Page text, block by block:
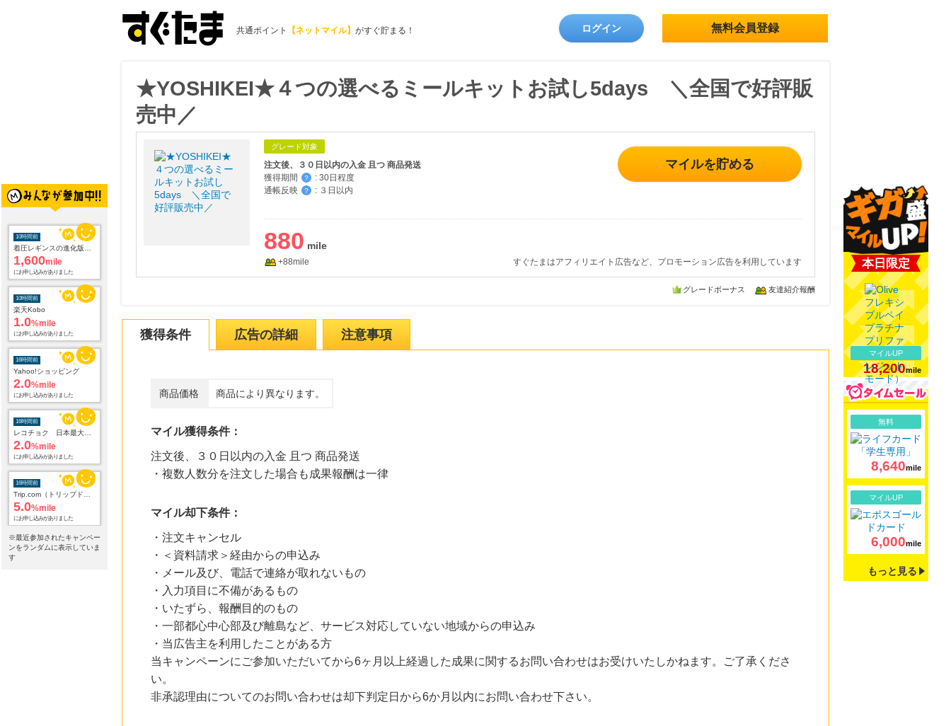
共通ポイント 【ネットマイル】 がすぐ貯まる！ ログイン 無料会員登録
10時間前
1,600mile
にお申し込みがありました
10時間前
楽天Kobo
1.0%mile
にお申し込みがありました
16時間前
Yahoo!ショッピング
2.0%mile
にお申し込みがありました
16時間前
2.0%mile
にお申し込みがありました
16時間前
5.0%mile
にお申し込みがありました
16時間前
※最近参加されたキャンペー
ンをランダムに表示していま
す
★YOSHIKEI★４つの選べるミールキットお試し5days ＼全国で好評販
売中／
グレード対象
注文後、３０日以内の入金 且つ 商品発送
獲得期間
？ : 30日程度
通帳反映
？ : ３日以内
マイルを貯める
880
+88mile すぐたまはアフィリエイト広告など、プロモーション広告を利用しています
グレードボーナス 友達紹介報酬
獲得条件 広告の詳細 注意事項
商品価格 商品により異なります。
マイル獲得条件：
注文後、３０日以内の入金 且つ 商品発送
・複数人数分を注文した場合も成果報酬は一律
マイル却下条件：
・注文キャンセル
・＜資料請求＞経由からの申込み
・メール及び、電話で連絡が取れないもの
・入力項目に不備があるもの
・いたずら、報酬目的のもの
・一部都心中心部及び離島など、サービス対応していない地域からの申込み
・当広告主を利用したことがある方
当キャンペーンにご参加いただいてから6ヶ月以上経過した成果に関するお問い合わせはお受けいたしかねます。ご了承くださ
い。
非承認理由についてのお問い合わせは却下判定日から6か月以内にお問い合わせ下さい。
本日限定
マイルUP
18,200mile
無料
8,640mile
マイルUP
6,000mile
もっと見る